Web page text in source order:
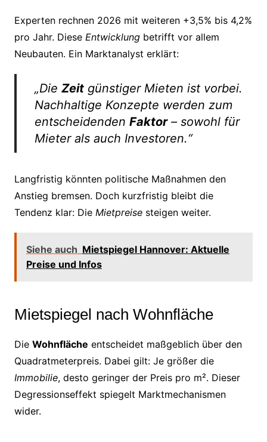
Experten rechnen 2026 mit weiteren +3,5% bis 4,2%
pro Jahr. Diese Entwicklungbetrifft vor allem
Neubauten. Ein Marktanalyst erklärt:
„Die Zeitgünstiger Mieten ist vorbei.
Nachhaltige Konzepte werden zum
entscheidenden Faktor– sowohl für
Mieter als auch Investoren.“
Langfristig könnten politische Maßnahmen den
Anstieg bremsen. Doch kurzfristig bleibt die
Tendenz klar: Die Mietpreisesteigen weiter.
Siehe auch Mietspiegel Hannover: Aktuelle
Preise und Infos
Mietspiegel nach Wohnfläche
Die Wohnfläche entscheidet maßgeblich über den
Quadratmeterpreis. Dabei gilt: Je größer die
Immobilie, desto geringer der Preis pro m². Dieser
Degressionseffekt spiegelt Marktmechanismen
wider.